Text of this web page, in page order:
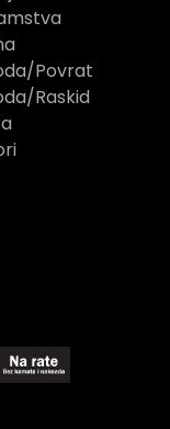
Povrat
Raskid